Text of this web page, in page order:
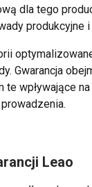
dla tego
produkcyjne i
Gwarancja
te wpływające
Leao